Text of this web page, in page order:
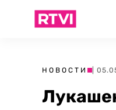
НОВОСТИ |